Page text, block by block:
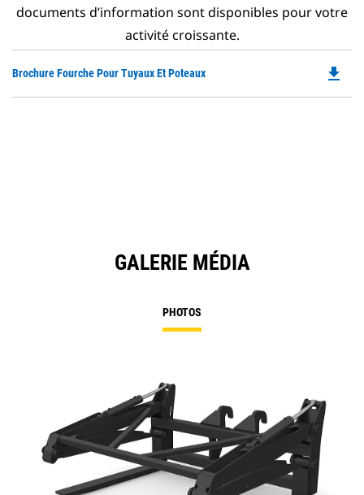
documents d’information sont disponibles pour votre
activité croissante.
Brochure Fourche Pour Tuyaux Et Poteaux file_download
GALERIE MÉDIA
PHOTOS